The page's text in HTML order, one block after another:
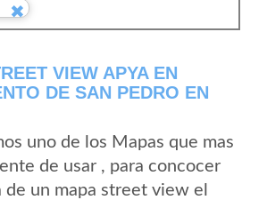
VIEW APYA EN
DE SAN PEDRO EN
uno de los Mapas que mas
de usar , para concocer
un mapa street view el